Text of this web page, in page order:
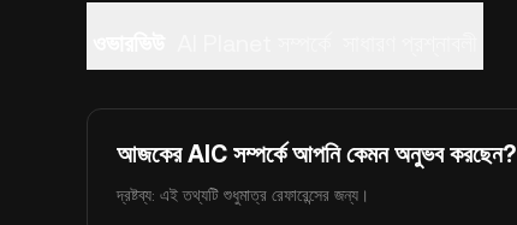
আজকের AIC সম্পর্কে আপনি কেমন অনুভব করছেন?
দ্রষ্টব্য: এই তথ্যটি শুধুমাত্র রেফারেন্সের জন্য।